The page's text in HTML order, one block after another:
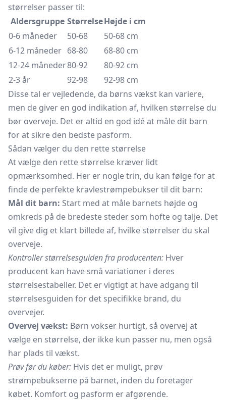
størrelser passer til:
Aldersgruppe StørrelseHøjde i cm
0-6 måneder
50-68
50-68 cm
6-12 måneder 68-80
68-80 cm
12-24 måneder80-92
80-92 cm
2-3 år
92-98
92-98 cm
Disse tal er vejledende, da børns vækst kan variere,
men de giver en god indikation af, hvilken størrelse du
bør overveje. Det er altid en god idé at måle dit barn
for at sikre den bedste pasform.
Sådan vælger du den rette størrelse
At vælge den rette størrelse kræver lidt
opmærksomhed. Her er nogle trin, du kan følge for at
finde de perfekte kravlestrømpebukser til dit barn:
Mål dit barn: Start med at måle barnets højde og
omkreds på de bredeste steder som hofte og talje. Det
vil give dig et klart billede af, hvilke størrelser du skal
overveje.
Kontroller størrelsesguiden fra producenten: Hver
producent kan have små variationer i deres
størrelsestabeller. Det er vigtigt at have adgang til
størrelsesguiden for det specifikke brand, du
overvejer.
Overvej vækst: Børn vokser hurtigt, så overvej at
vælge en størrelse, der ikke kun passer nu, men også
har plads til vækst.
Prøv før du køber: Hvis det er muligt, prøv
strømpebukserne på barnet, inden du foretager
købet. Komfort og pasform er afgørende.